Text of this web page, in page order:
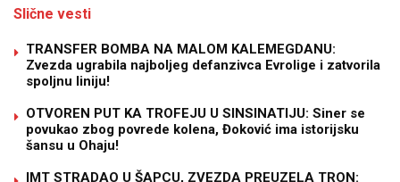
Slične vesti
TRANSFER BOMBA NA MALOM KALEMEGDANU:
Zvezda ugrabila najboljeg defanzivca Evrolige i zatvorila
spoljnu liniju!
OTVOREN PUT KA TROFEJU U SINSINATIJU: Siner se
povukao zbog povrede kolena, Đoković ima istorijsku
šansu u Ohaju!
IMT STRADAO U ŠAPCU, ZVEZDA PREUZELA TRON: